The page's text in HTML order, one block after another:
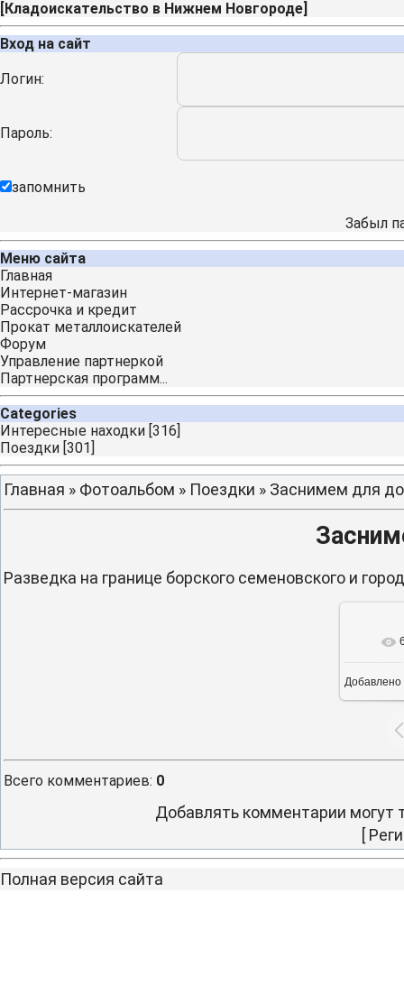
[Кладоискательство в Нижнем Новгороде]
Вход на сайт
Логин:
Пароль:
запомнить
Забыл
Меню сайта
Главная
Интернет-магазин
Рассрочка и кредит
Прокат металлоискателей
Форум
Управление партнеркой
Партнерская программ...
Categories
Интересные находки [316]
Поездки [301]
Главная » Фотоальбом » Поездки » Заснимем для
Разведка на границе борского семеновского и
В
Добавлено
Всего комментариев: 0
Добавлять комментарии могут
[
Полная версия сайта